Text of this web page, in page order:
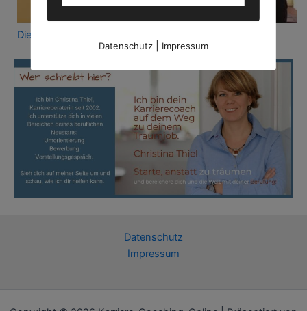
Dieses Video auf YouTube ansehen
Datenschutz
Impressum
Datenschutz| Impressum